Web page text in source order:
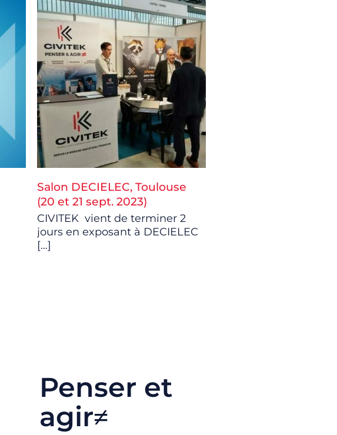
Salon DECIELEC, Toulouse
(20 et 21 sept. 2023)
CIVITEK vient de terminer 2
jours en exposant à DECIELEC
[…]
Penser et
agir≠